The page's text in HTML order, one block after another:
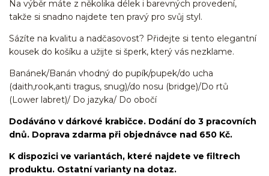
Na výběr máte z několika délek i barevných provedení,
takže si snadno najdete ten pravý pro svůj styl.
Sázíte na kvalitu a nadčasovost? Přidejte si tento elegantní
kousek do košíku a užijte si šperk, který vás nezklame.
Banánek/Banán vhodný do pupík/pupek/do ucha
(daith,rook,anti tragus, snug)/do nosu (bridge)/Do rtů
(Lower labret)/ Do jazyka/ Do obočí
Dodáváno v dárkové krabičce. Dodání do 3 pracovních
dnů. Doprava zdarma při objednávce nad 650 Kč.
K dispozici ve variantách, které najdete ve filtrech
produktu. Ostatní varianty na dotaz.